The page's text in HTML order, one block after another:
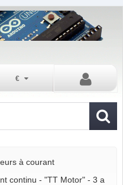
€
à courant
continu - "TT Motor" - 3 a